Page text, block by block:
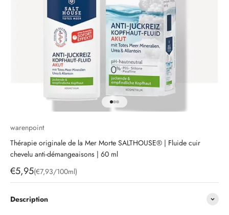
Aller à l'élément 1
Aller à l'élément 2
Aller à l'élément 3
warenpoint
Thérapie originale de la Mer Morte SALTHOUSE® | Fluide cuir
chevelu anti-démangeaisons | 60 ml
Prix de vente
€5,95(€7,93/100ml)
Description